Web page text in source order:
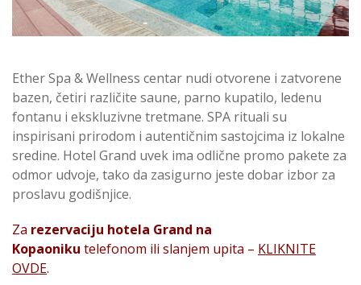
Ether Spa & Wellness centar nudi otvorene i zatvorene
bazen, četiri različite saune, parno kupatilo, ledenu
fontanu i ekskluzivne tretmane. SPA rituali su
inspirisani prirodom i autentičnim sastojcima iz lokalne
sredine. Hotel Grand uvek ima odlične promo pakete za
odmor udvoje, tako da zasigurno jeste dobar izbor za
proslavu godišnjice.
Za rezervaciju hotela Grand na
Kopaoniku telefonom ili slanjem upita – KLIKNITE
OVDE.